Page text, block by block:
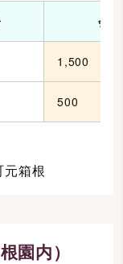
会
1,500
500
箱根
園内）